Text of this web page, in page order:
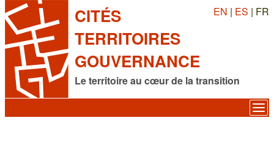
CITÉS
TERRITOIRES
GOUVERNANCE
Le territoire au cœur de la transition
EN | ES | FR